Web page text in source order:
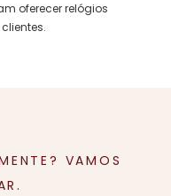
oferecer relógios
VAMOS